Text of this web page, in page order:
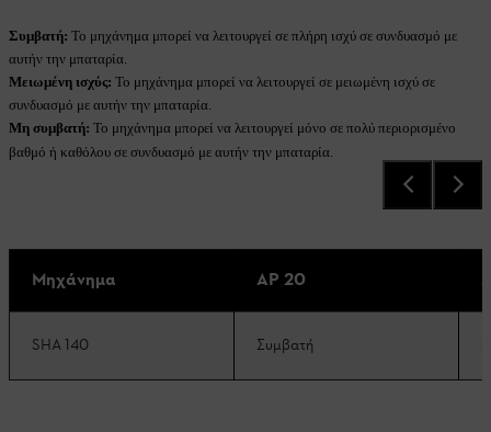
Συμβατή: Το μηχάνημα μπορεί να λειτουργεί σε πλήρη ισχύ σε συνδυασμό με
αυτήν την μπαταρία.
Μειωμένη ισχύς: Το μηχάνημα μπορεί να λειτουργεί σε μειωμένη ισχύ σε
συνδυασμό με αυτήν την μπαταρία.
Μη συμβατή: Το μηχάνημα μπορεί να λειτουργεί μόνο σε πολύ περιορισμένο
βαθμό ή καθόλου σε συνδυασμό με αυτήν την μπαταρία.
Μηχάνημα AP 20
SHA 140 Συμβατή